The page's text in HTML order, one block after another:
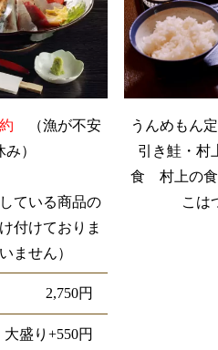
（漁が不安
お休み）
ている商品の
付けておりま
ません）
2,750円
大盛り+550円
うんめ
引き鮭・村
食 村上の食
こは